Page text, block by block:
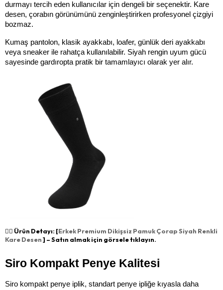
durmayı tercih eden kullanıcılar için dengeli bir seçenektir. Kare
desen, çorabın görünümünü zenginleştirirken profesyonel çizgiyi
bozmaz.
Kumaş pantolon, klasik ayakkabı, loafer, günlük deri ayakkabı
veya sneaker ile rahatça kullanılabilir. Siyah rengin uyum gücü
sayesinde gardıropta pratik bir tamamlayıcı olarak yer alır.
👉🏻 Ürün Detayı: [Erkek Premium Dikişsiz Pamuk Çorap Siyah Renkli
Kare Desen] – Satın almak için görsele tıklayın.
Siro Kompakt Penye Kalitesi
Siro kompakt penye iplik, standart penye ipliğe kıyasla daha